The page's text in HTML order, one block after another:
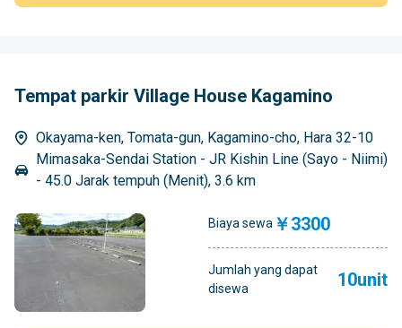
Tempat parkir Village House Kagamino
Okayama-ken, Tomata-gun, Kagamino-cho, Hara 32-10
Mimasaka-Sendai Station - JR Kishin Line (Sayo - Niimi)
- 45.0 Jarak tempuh (Menit), 3.6 km
Biaya sewa ￥3300
Jumlah yang dapat
disewa
10unit